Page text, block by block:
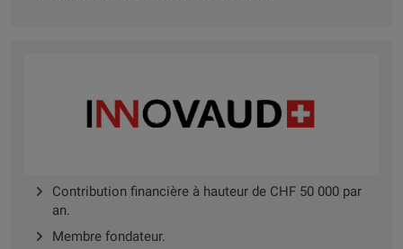
Contribution financière à hauteur de CHF 50 000 par
an.
Membre fondateur.